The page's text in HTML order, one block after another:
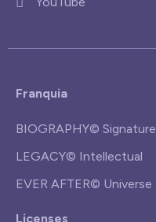
Franquia
BIOGRAPHY© Signature
LEGACY© Intellectual
EVER AFTER© Universe
Licenses